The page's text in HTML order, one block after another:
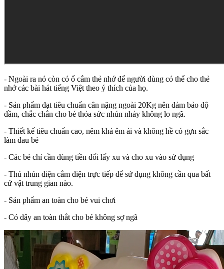
- Ngoài ra nó còn có ổ cắm thẻ nhớ để người dùng có thể cho thẻ
nhớ các bài hát tiếng Việt theo ý thích của họ.
- Sản phẩm đạt tiêu chuẩn cân nặng ngoài 20Kg nên đảm bảo độ
đầm, chắc chắn cho bé thỏa sức nhún nhảy không lo ngã.
- Thiết kế tiêu chuẩn cao, nêm khá êm ái và không hề có gợn sắc
làm đau bé
- Các bé chỉ cần dùng tiền đổi lấy xu và cho xu vào sử dụng
- Thú nhún điện cắm điện trực tiếp để sử dụng không cần qua bất
cứ vật trung gian nào.
- Sản phẩm an toàn cho bé vui chơi
- Có dây an toàn thắt cho bé không sợ ngã